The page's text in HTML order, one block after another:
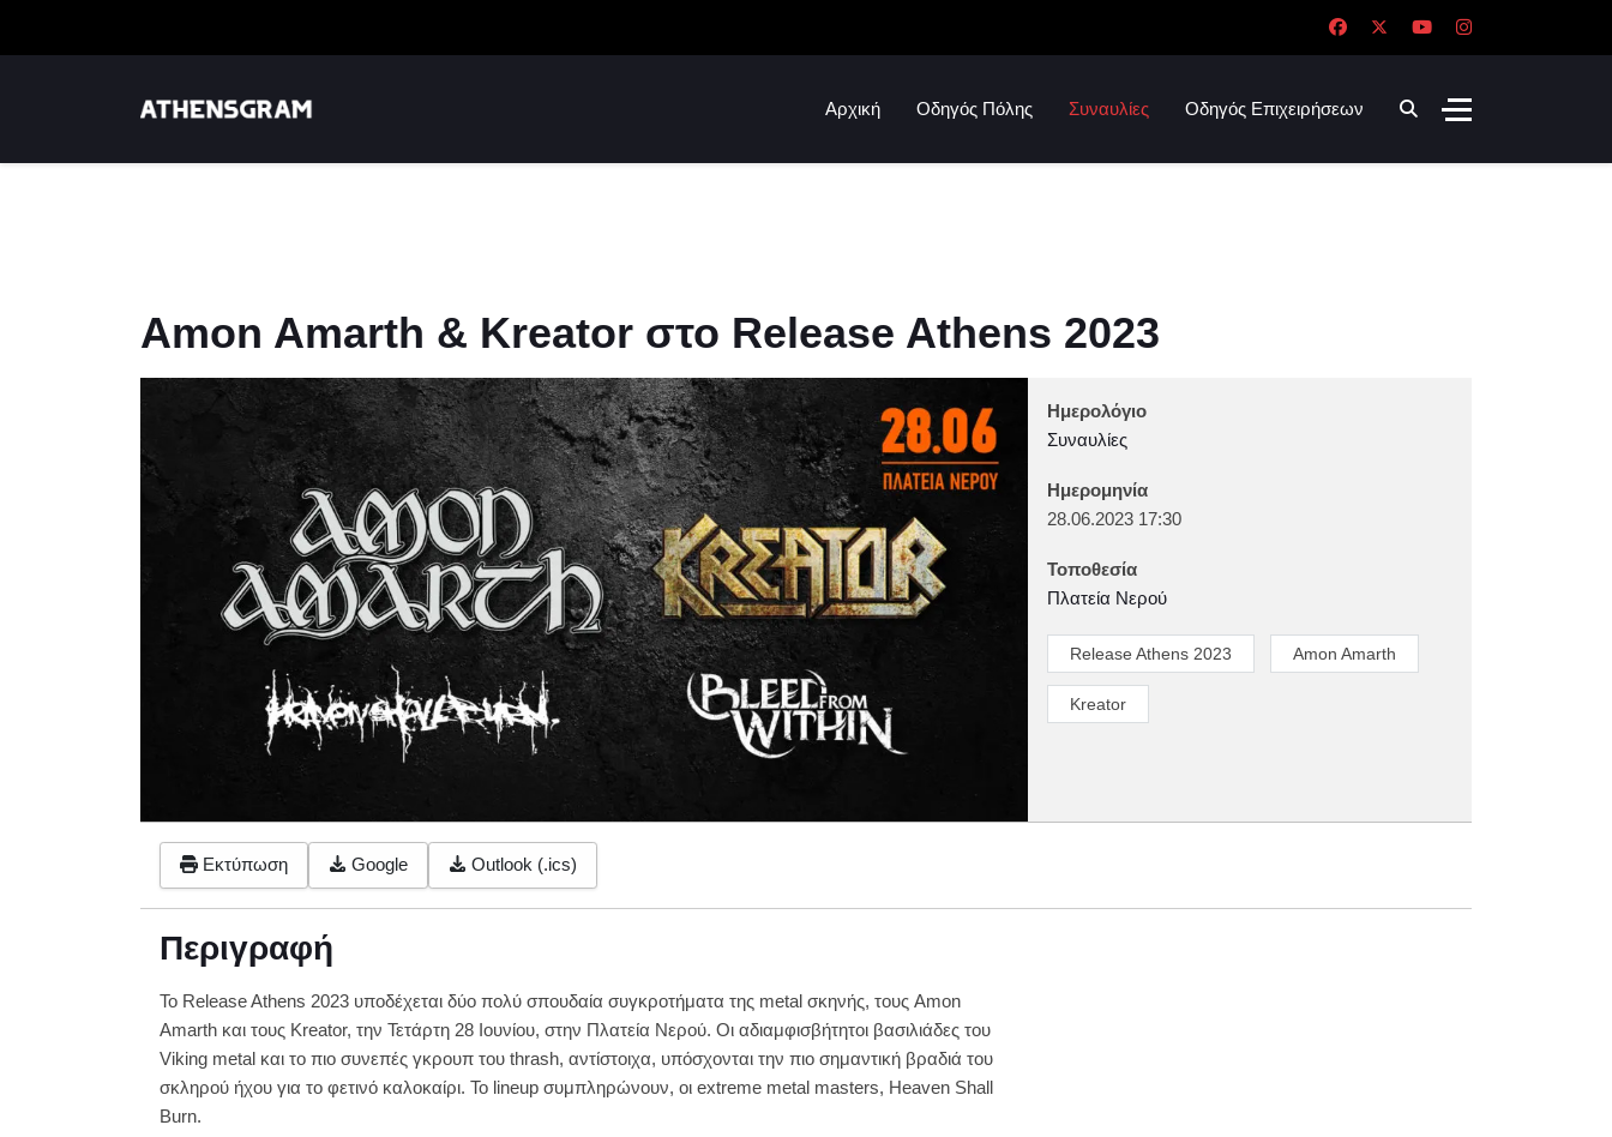
Αρχική Οδηγός Πόλης Συναυλίες Οδηγός Επιχειρήσεων
Amon Amarth & Kreator στο Release Athens 2023
Ημερολόγιο
Συναυλίες
Ημερομηνία
28.06.2023 17:30
Τοποθεσία
Πλατεία Νερού
Release Athens 2023 Amon Amarth
Kreator
Εκτύπωση Google Outlook (.ics)
Περιγραφή
To Release Athens 2023 υποδέχεται δύο πολύ σπουδαία συγκροτήματα της metal σκηνής, τους Amon
Amarth και τους Kreator, την Τετάρτη 28 Ιουνίου, στην Πλατεία Νερού. Οι αδιαμφισβήτητοι βασιλιάδες του
Viking metal και το πιο συνεπές γκρουπ του thrash, αντίστοιχα, υπόσχονται την πιο σημαντική βραδιά του
σκληρού ήχου για το φετινό καλοκαίρι. Το lineup συμπληρώνουν, οι extreme metal masters, Heaven Shall
Burn.